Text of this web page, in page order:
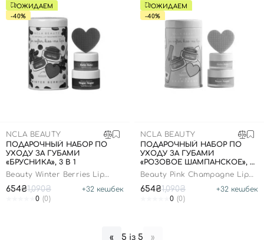
ОЖИДАЕМ
-40%
NCLA BEAUTY
ПОДАРОЧНЫЙ НАБОР ПО
УХОДУ ЗА ГУБАМИ
«БРУСНИКА», 3 В 1
Beauty Winter Berries Lip
654₴1,090₴ +32 кешбек
0 (0)
ОЖИДАЕМ
-40%
NCLA BEAUTY
ПОДАРОЧНЫЙ НАБОР ПО
УХОДУ ЗА ГУБАМИ
«РОЗОВОЕ ШАМПАНСКОЕ», 3
В 1
Beauty Pink Champagne Lip
654₴1,090₴ +32 кешбек
0 (0)
« 5 із 5 »